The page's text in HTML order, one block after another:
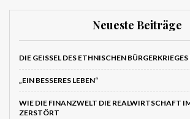
Neueste Beiträge
DIE GEISSEL DES ETHNISCHEN BÜRGERKRIEGES
„EIN BESSERES LEBEN“
WIE DIE FINANZWELT DIE REALWIRTSCHAFT
ZERSTÖRT